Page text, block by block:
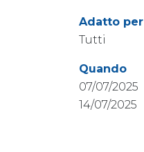
Adatto per
Tutti
Quando
07/07/2025
14/07/2025